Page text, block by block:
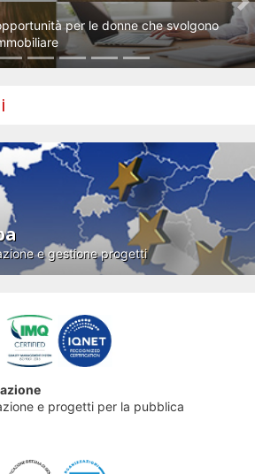
per le donne che svolgono
e gestione progetti
e progetti per la pubblica